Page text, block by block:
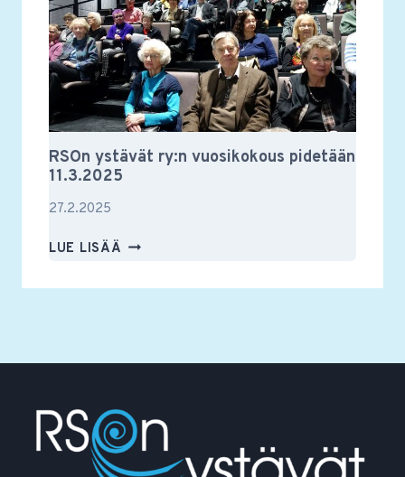
RSOn ystävät ry:n vuosikokous pidetään
11.3.2025
27.2.2025
LUE LISÄÄ RSON
RY:N